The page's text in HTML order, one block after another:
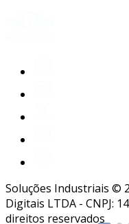
Soluções Industriais ©
Digitais LTDA - CNPJ:
direitos reservados